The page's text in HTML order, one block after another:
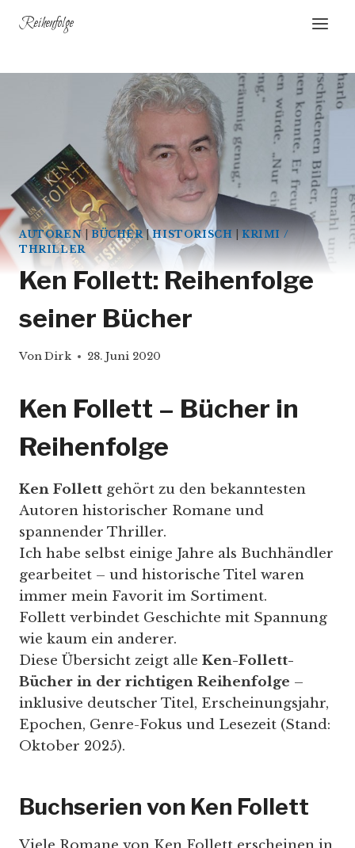
Inhalt
Reihenfolge
AUTOREN| BÜCHER| HISTORISCH |KRIMI /
THRILLER
Ken Follett: Reihenfolge
seiner Bücher
VonDirk 28. Juni 2020
Ken Follett – Bücher in
Reihenfolge
Ken Follett gehört zu den bekanntesten
Autoren historischer Romane und
spannender Thriller.
Ich habe selbst einige Jahre als Buchhändler
gearbeitet – und historische Titel waren
immer mein Favorit im Sortiment.
Follett verbindet Geschichte mit Spannung
wie kaum ein anderer.
Diese Übersicht zeigt alle Ken-Follett-
Bücher in der richtigen Reihenfolge –
inklusive deutscher Titel, Erscheinungsjahr,
Epochen, Genre-Fokus und Lesezeit (Stand:
Oktober 2025).
Buchserien von Ken Follett